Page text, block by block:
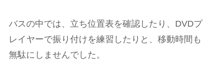
バスの中では、立ち位置表を確認したり、DVDプ
レイヤーで振り付けを練習したりと、移動時間も
無駄にしませんでした。